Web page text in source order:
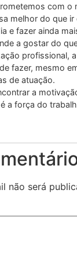
com
melhor do que
e fazer ainda
a gostar do
profissional,
fazer, mesmo
de atuação.
a
a força do
não será